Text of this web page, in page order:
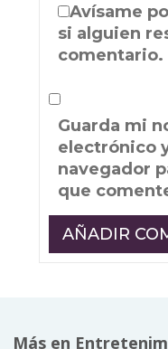
Avísame
si alguien
comentario.
Guarda mi
electrónico
navegador
que
Más en